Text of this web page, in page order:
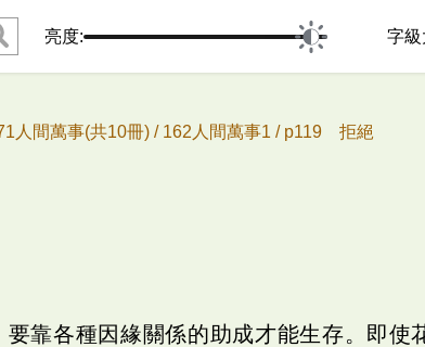
亮度: 字級
人間萬事(共10冊) / 162人間萬事1 / p119 拒絕
要靠各種因緣關係的助成才能生存。即使